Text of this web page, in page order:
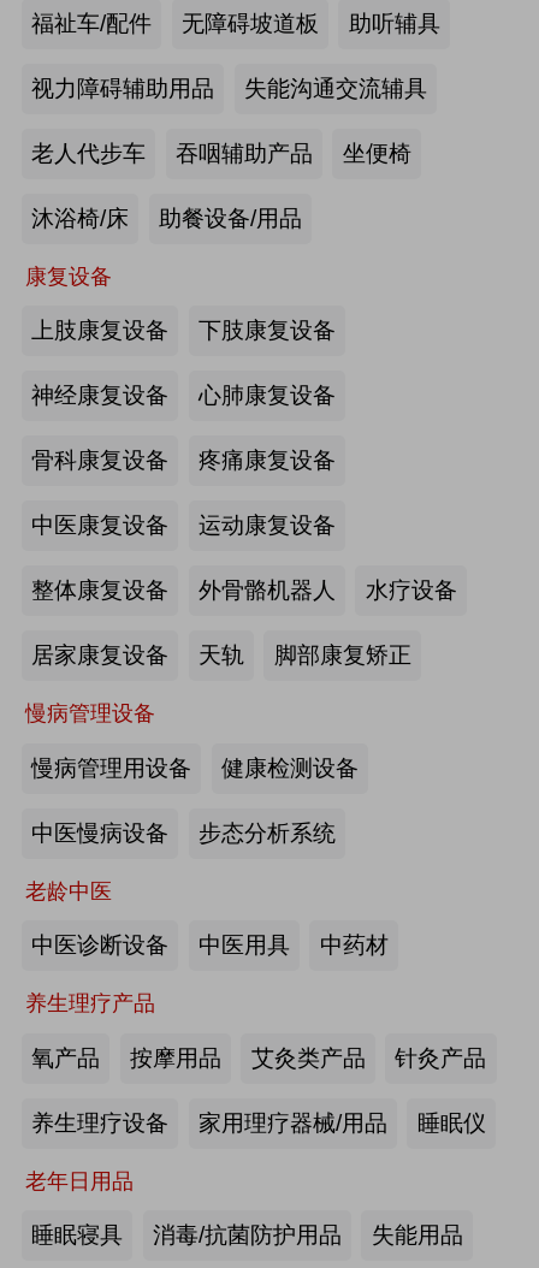
福祉车/配件 无障碍坡道板 助听辅具
视力障碍辅助用品 失能沟通交流辅具
老人代步车 吞咽辅助产品 坐便椅
沐浴椅/床 助餐设备/用品
康复设备
上肢康复设备 下肢康复设备
神经康复设备 心肺康复设备
骨科康复设备 疼痛康复设备
中医康复设备 运动康复设备
整体康复设备 外骨骼机器人 水疗设备
居家康复设备 天轨 脚部康复矫正
慢病管理设备
慢病管理用设备 健康检测设备
中医慢病设备 步态分析系统
老龄中医
中医诊断设备 中医用具 中药材
养生理疗产品
氧产品 按摩用品 艾灸类产品 针灸产品
养生理疗设备 家用理疗器械/用品 睡眠仪
老年日用品
睡眠寝具 消毒/抗菌防护用品 失能用品
来源:养老福祉圈 2026-07-13
焕新银发日常 虹桥镇持续推进老年
友好社区建设工作
未来医养 · 智建绿康——中国医养融
来源:注册会员
海量养老行业资源
【如愿】升降浴室柜-海尔智慧康养
来源:注册会员
海尔电动轮椅-海尔智慧康养
来源:注册会员
懒人血压计M8-海尔智慧康养
来源:注册会员